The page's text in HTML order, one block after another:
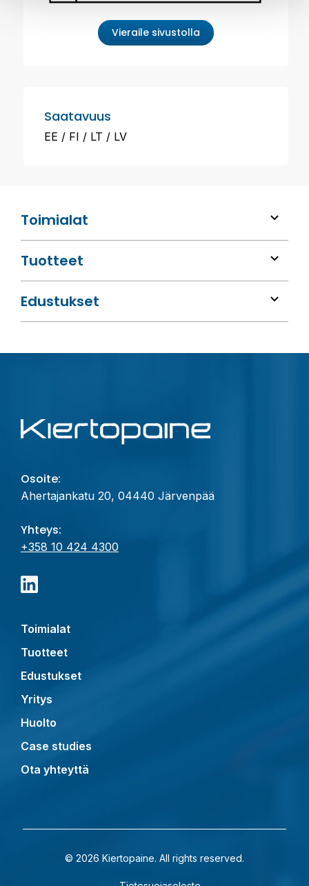
Toimialat
Tuotteet
Edustukset
Vieraile sivustolla
Saatavuus
EE FI LT LV
Osoite:
Ahertajankatu 20, 04440 Järvenpää
Yhteys:
+358 10 424 4300
Toimialat
Tuotteet
Edustukset
Yritys
Huolto
Case studies
Ota yhteyttä
© 2026 Kiertopaine. All rights reserved.